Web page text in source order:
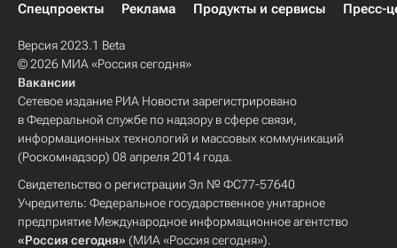
Спецпроекты
Реклама Продукты и сервисы Пресс-
Версия 2023.1 Beta
© 2026 МИА «Россия сегодня»
Вакансии
Сетевое издание РИА Новости зарегистрировано
в Федеральной службе по надзору в сфере связи,
информационных технологий и массовых коммуникаций
(Роскомнадзор) 08 апреля 2014 года.
Свидетельство о регистрации Эл № ФС77-57640
Учредитель: Федеральное государственное унитарное
предприятие Международное информационное агентство
«Россия сегодня» (МИА «Россия сегодня»).